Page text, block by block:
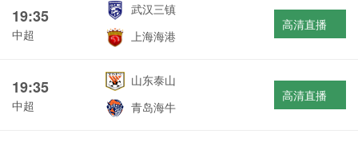
19:35
中超
武汉三镇
上海海港
高清直播
19:35
中超
山东泰山
青岛海牛
高清直播